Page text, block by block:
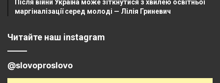
Після війни Україна може зіткнутися з хвилею освітньої
маргіналізації серед молоді — Лілія Гриневич
Читайте наш instagram
@slovoproslovo